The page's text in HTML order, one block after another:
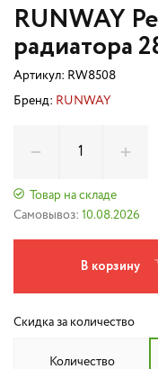
RUNWAY
радиатора
Артикул: RW8508
Бренд: RUNWAY
Товар на складе
Самовывоз: 10.08.2026
В корзину
Скидка за количество
Количество